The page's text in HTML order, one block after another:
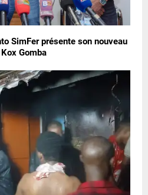
SimFer présente son nouveau
Gomba